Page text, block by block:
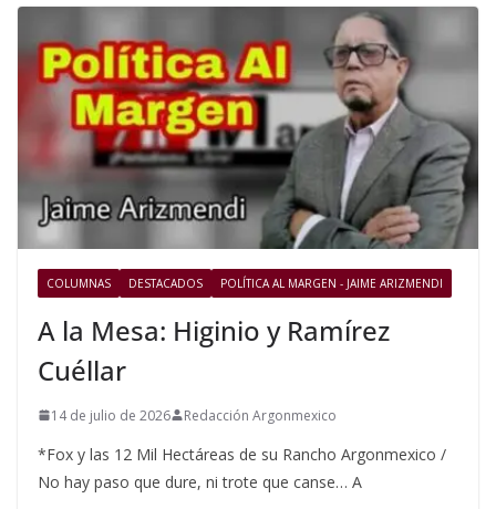
COLUMNAS DESTACADOS POLÍTICA AL MARGEN - JAIME ARIZMENDI
A la Mesa: Higinio y Ramírez
Cuéllar
14 de julio de 2026 Redacción Argonmexico
*Fox y las 12 Mil Hectáreas de su Rancho Argonmexico /
No hay paso que dure, ni trote que canse… A